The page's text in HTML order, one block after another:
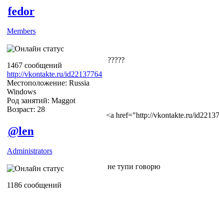
fedor
Members
1467 сообщений
http://vkontakte.ru/id22137764
Местоположение: Russia
Windows
Род занятий: Maggot
Возраст: 28
?????
<a href="http://vkontakte.ru/
@len
Administrators
1186 сообщений
не тупи говорю